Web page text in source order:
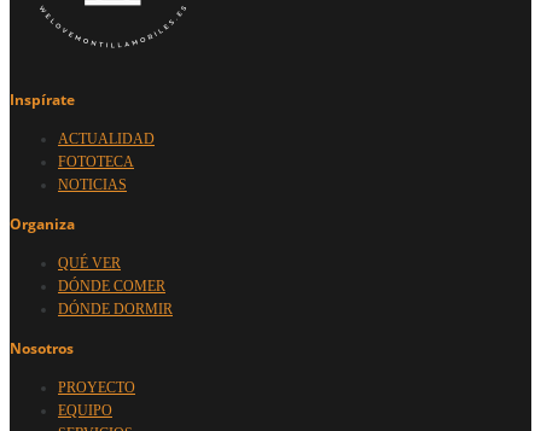
Inspírate
ACTUALIDAD
FOTOTECA
NOTICIAS
Organiza
QUÉ VER
DÓNDE COMER
DÓNDE DORMIR
Nosotros
PROYECTO
EQUIPO